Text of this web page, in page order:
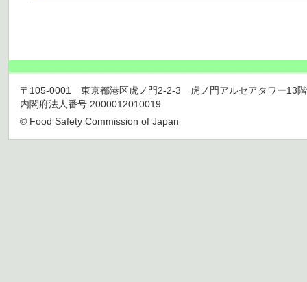
〒105-0001 東京都港区虎ノ門2-2-3 虎ノ門アルセアタワー13
内閣府法人番号 2000012010019
© Food Safety Commission of Japan